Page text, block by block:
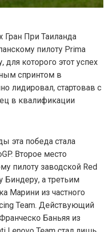
Гран При Таиланда
пилоту Prima
для которого этот успех
спринтом в
лидировал, стартовав с
в квалификации
эта победа стала
Второе место
пилоту заводской Red
Биндеру, а третьим
Марини из частного
Team. Действующий
Баньяя из